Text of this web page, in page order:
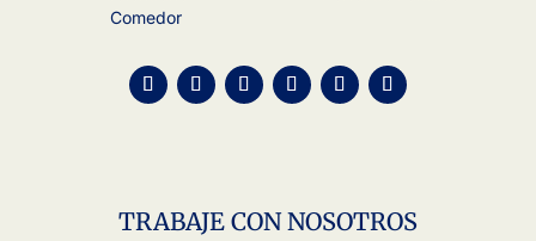
Comedor
TRABAJE CON NOSOTROS